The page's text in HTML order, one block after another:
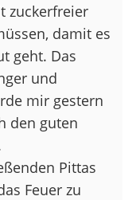
zuckerfreier
damit es
geht. Das
und
mir gestern
den guten
Pittas
Feuer zu